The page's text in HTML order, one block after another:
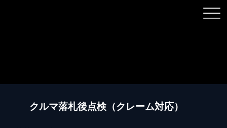
クルマ落札後点検（クレーム対応）